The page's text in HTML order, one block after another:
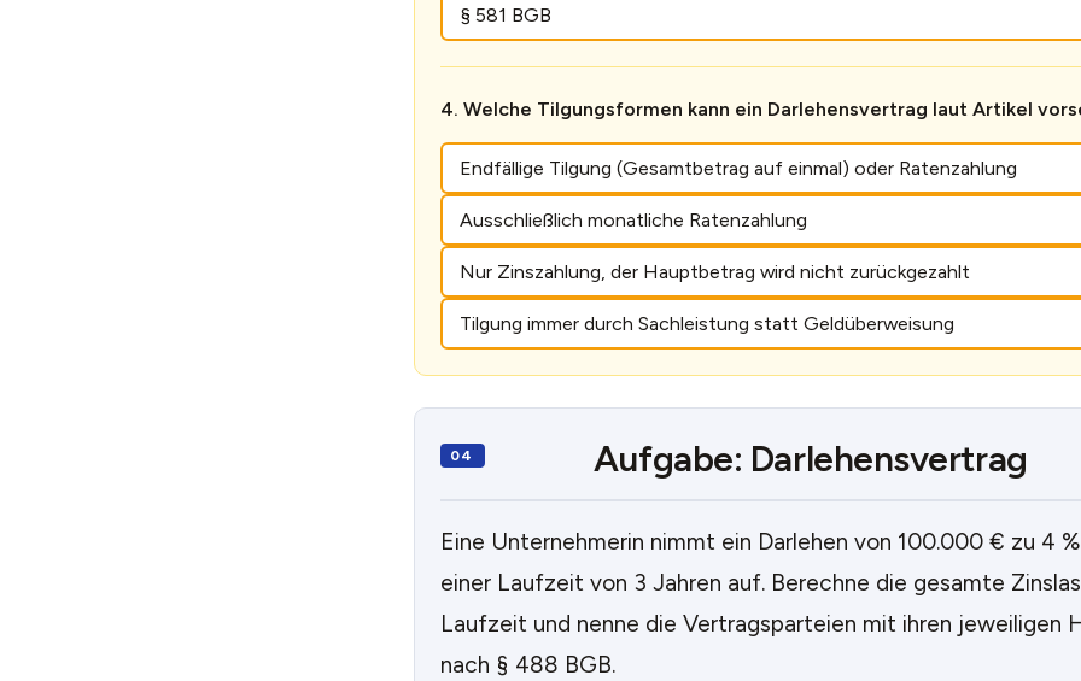
§ 581 BGB
Welche Tilgungsformen kann ein Darlehensvertrag laut Artikel
Endfällige Tilgung (Gesamtbetrag auf einmal) oder Ratenzahlung
Ausschließlich monatliche Ratenzahlung
Nur Zinszahlung, der Hauptbetrag wird nicht zurückgezahlt
Tilgung immer durch Sachleistung statt Geldüberweisung
Aufgabe: Darlehensvertrag
Eine Unternehmerin nimmt ein Darlehen von 100.000 € zu 4
einer Laufzeit von 3 Jahren auf. Berechne die gesamte
Laufzeit und nenne die Vertragsparteien mit ihren jeweiligen
nach § 488 BGB.